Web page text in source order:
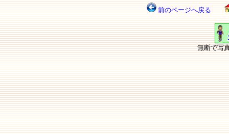
前のページへ戻る
無断で写